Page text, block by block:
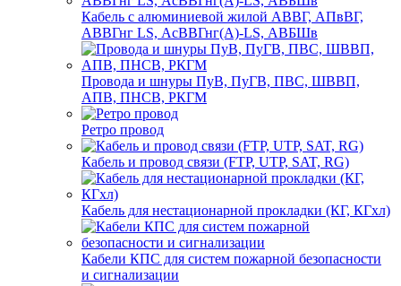
Кабель с алюминиевой жилой АВВГ, АПвВГ,
АВВГнг LS, АсВВГнг(А)-LS, АВБШв
Провода и шнуры ПуВ, ПуГВ, ПВС, ШВВП,
АПВ, ПНСВ, РКГМ
Ретро провод
Кабель и провод связи (FTP, UTP, SAT, RG)
Кабель для нестационарной прокладки (КГ, КГхл)
Кабели КПС для систем пожарной безопасности
и сигнализации